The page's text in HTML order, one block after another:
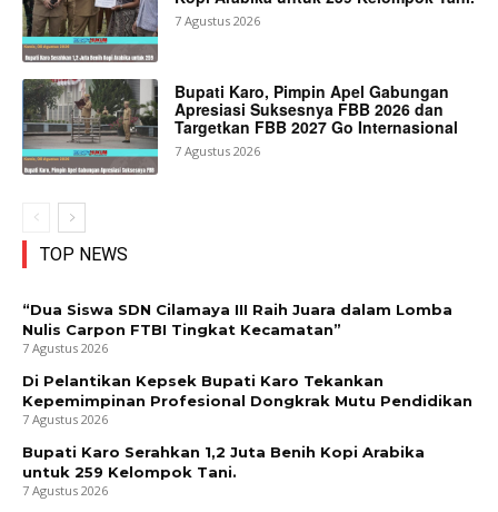
7 Agustus 2026
Bupati Karo, Pimpin Apel Gabungan
Apresiasi Suksesnya FBB 2026 dan
Targetkan FBB 2027 Go Internasional
7 Agustus 2026
TOP NEWS
“Dua Siswa SDN Cilamaya III Raih Juara dalam Lomba
Nulis Carpon FTBI Tingkat Kecamatan”
7 Agustus 2026
Di Pelantikan Kepsek Bupati Karo Tekankan
Kepemimpinan Profesional Dongkrak Mutu Pendidikan
7 Agustus 2026
Bupati Karo Serahkan 1,2 Juta Benih Kopi Arabika
untuk 259 Kelompok Tani.
7 Agustus 2026